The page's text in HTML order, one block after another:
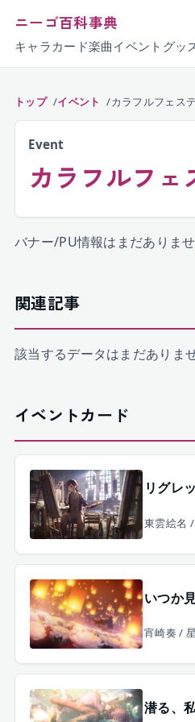
ニーゴ百科事典
キャラ カード楽曲イベント グッ
トップ イベント カラフルフェス
Event
カラフルフェ
バナー/PU情報はまだありませ
関連記事
該当するデータはまだありませ
イベントカード
リグレ
東雲絵名
いつか
宵崎奏 /
潜る、